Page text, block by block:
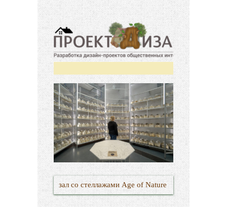
зал со стеллажами Age of Nature